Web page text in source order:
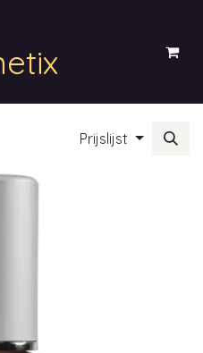
Prijslijst